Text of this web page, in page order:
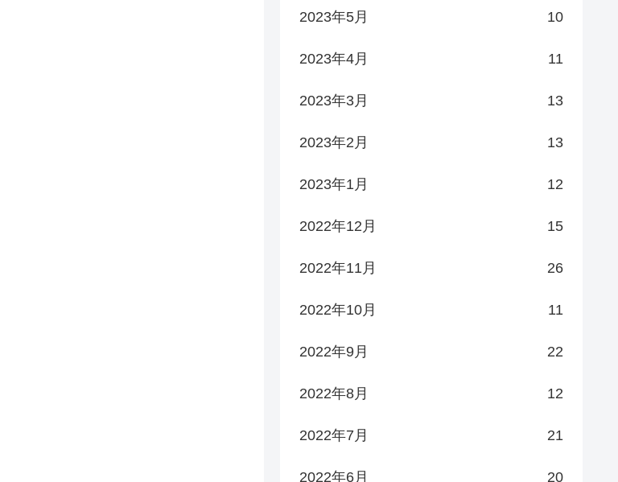
2023年5月 10
2023年4月 11
2023年3月 13
2023年2月 13
2023年1月 12
2022年12月 15
2022年11月 26
2022年10月 11
2022年9月 22
2022年8月 12
2022年7月 21
2022年6月 20